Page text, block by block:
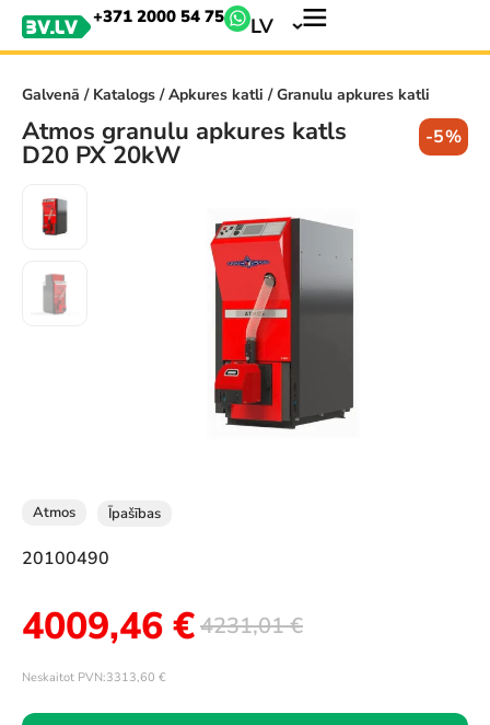
+371 2000 54 75 LV
Galvenā / Katalogs/Apkures katli / Granulu apkures katli
Atmos granulu apkures katls
D20 PX 20kW
-5%
Atmos Īpašības
20100490
4231,01€
4009,46€
Neskaitot PVN:3313,60 €